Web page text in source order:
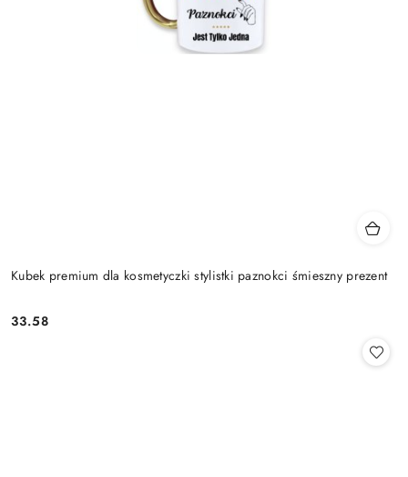
Kubek premium dla kosmetyczki stylistki paznokci śmieszny prezent
Cena:
33.58